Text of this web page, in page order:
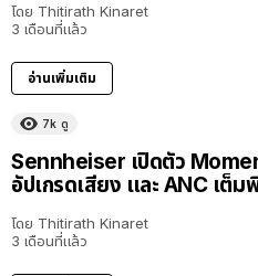
โดย Thitirath Kinaret
3 เดือนที่แล้ว
อ่านเพิ่มเติม
7k ดู
Sennheiser เปิดตัว
อัปเกรดเสียง และ ANC เต็ม
โดย Thitirath Kinaret
3 เดือนที่แล้ว